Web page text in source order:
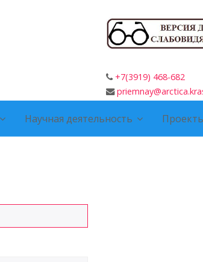
+7(3919) 468-682
Научная деятельность